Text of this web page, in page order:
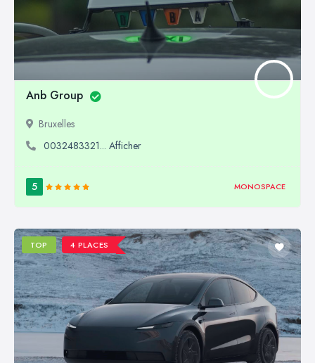
Anb Group
Bruxelles
0032483321... Afficher
5 MONOSPACE
TOP 4 PLACES